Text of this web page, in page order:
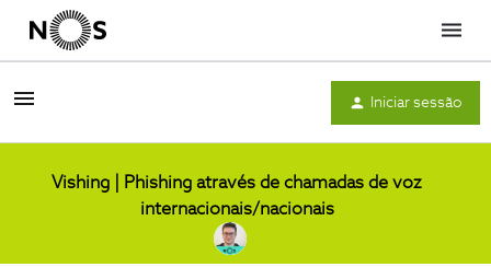
Menu
Iniciar sessão
Vishing | Phishing através de chamadas de voz
internacionais/nacionais